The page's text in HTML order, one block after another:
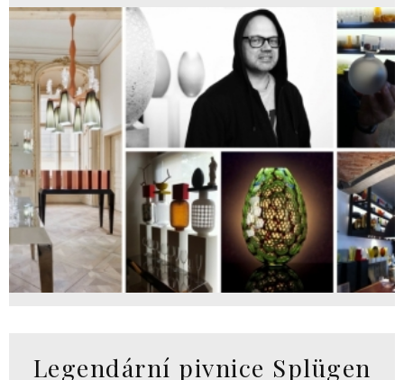
Legendární pivnice Splügen